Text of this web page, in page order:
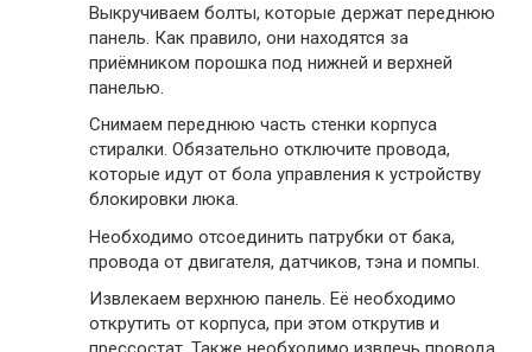
Выкручиваем болты, которые держат переднюю
панель. Как правило, они находятся за
приёмником порошка под нижней и верхней
панелью.
Снимаем переднюю часть стенки корпуса
стиралки. Обязательно отключите провода,
которые идут от бола управления к устройству
блокировки люка.
Необходимо отсоединить патрубки от бака,
провода от двигателя, датчиков, тэна и помпы.
Извлекаем верхнюю панель. Её необходимо
открутить от корпуса, при этом открутив и